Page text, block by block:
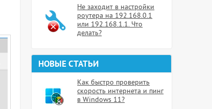
Не заходит в настройки
роутера на 192.168.0.1
или 192.168.1.1. Что
делать?
НОВЫЕ СТАТЬИ
Как быстро проверить
скорость интернета и пинг
в Windows 11?